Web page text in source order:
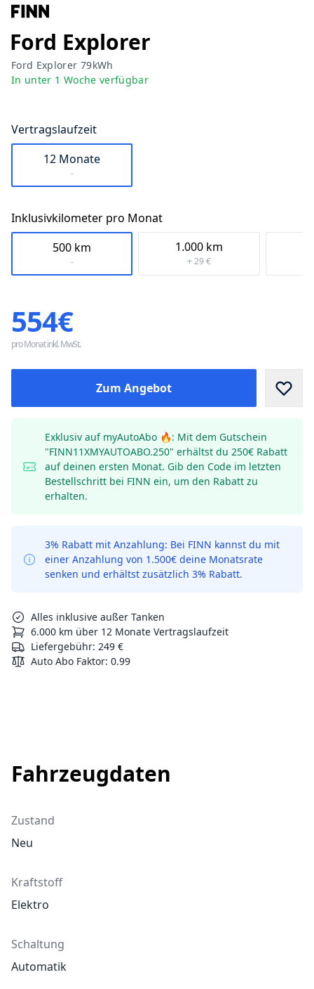
Ford Explorer
Ford Explorer 79kWh
In unter 1 Woche verfügbar
Vertragslaufzeit
12 Monate
-
Inklusivkilometer pro Monat
500 km
-
1.000 km
+ 29 €
Preis
554€
pro Monat inkl. MwSt.
Zum Angebot
Exklusiv auf myAutoAbo 🔥: Mit dem Gutschein
"FINN11XMYAUTOABO.250" erhältst du 250€ Rabatt
auf deinen ersten Monat. Gib den Code im letzten
Bestellschritt bei FINN ein, um den Rabatt zu
erhalten.
3% Rabatt mit Anzahlung: Bei FINN kannst du mit
einer Anzahlung von 1.500€ deine Monatsrate
senken und erhältst zusätzlich 3% Rabatt.
Alles inklusive außer Tanken
6.000 km über 12 Monate Vertragslaufzeit
Liefergebühr: 249 €
Auto Abo Faktor: 0.99
Fahrzeugdaten
Zustand
Neu
Kraftstoff
Elektro
Schaltung
Automatik